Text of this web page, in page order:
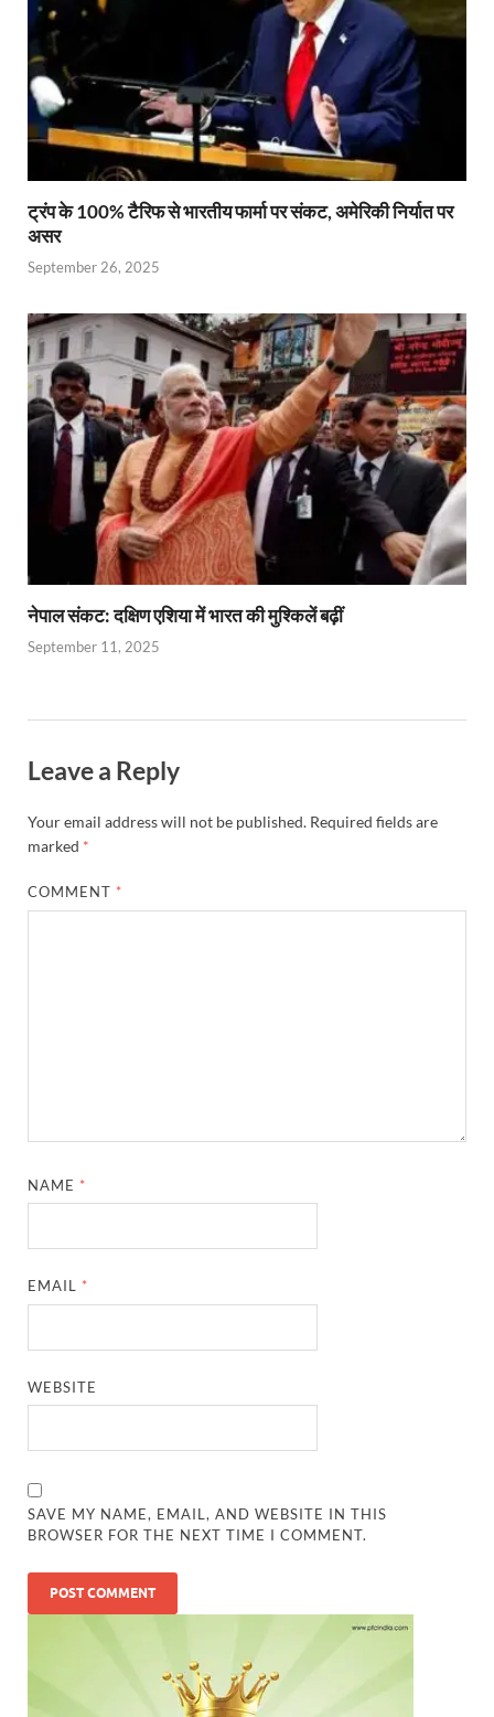
ट्रंप के 100% टैरिफ से भारतीय फार्मा पर संकट, अमेरिकी निर्यात पर
असर
September 26, 2025
नेपाल संकट: दक्षिण एशिया में भारत की मुश्किलें बढ़ीं
September 11, 2025
Leave a Reply
Your email address will not be published. Required fields are
marked *
COMMENT *
NAME *
EMAIL *
WEBSITE
SAVE MY NAME, EMAIL, AND WEBSITE IN THIS
BROWSER FOR THE NEXT TIME I COMMENT.